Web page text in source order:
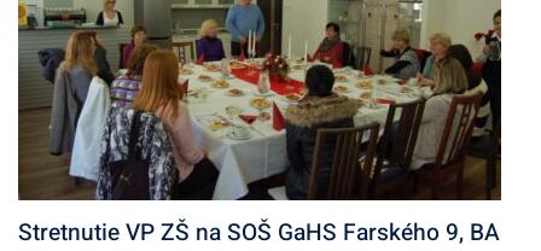
Stretnutie VP ZŠ na SOŠ GaHS Farského 9, BA